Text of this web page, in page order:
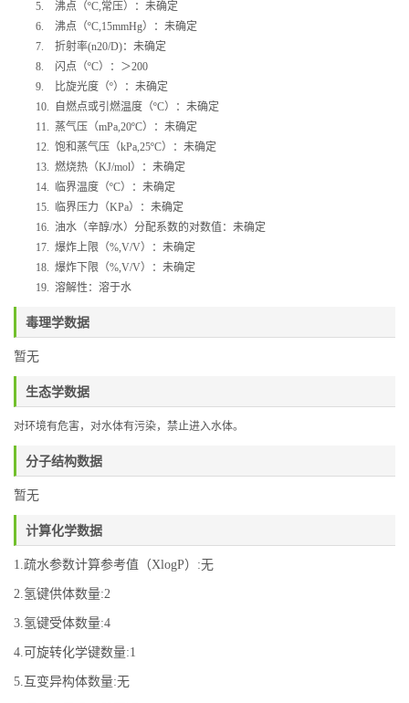
5. 沸点（ºC,常压）：未确定
6.
沸点（ºC,15mmHg）：未确定
7.
折射率(n20/D)：未确定
8.
闪点（ºC）：＞200
9.
比旋光度（º）：未确定
10.
自燃点或引燃温度（ºC）：未确定
11. 蒸气压（mPa,20ºC）：未确定
12. 饱和蒸气压（kPa,25ºC）：未确定
13. 燃烧热（KJ/mol）：未确定
14. 临界温度（ºC）：未确定
15. 临界压力（KPa）：未确定
16. 油水（辛醇/水）分配系数的对数值：未确定
17. 爆炸上限（%,V/V）：未确定
18. 爆炸下限（%,V/V）：未确定
19. 溶解性：溶于水
毒理学数据
暂无
生态学数据
对环境有危害，对水体有污染，禁止进入水体。
分子结构数据
暂无
计算化学数据
1.疏水参数计算参考值（XlogP）:无
2.氢键供体数量:2
3.氢键受体数量:4
4.可旋转化学键数量:1
5.互变异构体数量:无